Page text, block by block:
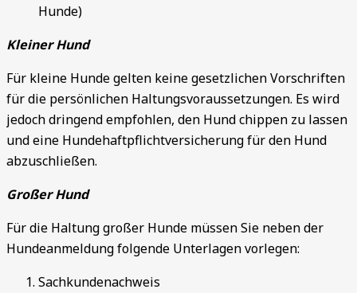
Hunde)
Kleiner Hund
Für kleine Hunde gelten keine gesetzlichen Vorschriften
für die persönlichen Haltungsvoraussetzungen. Es wird
jedoch dringend empfohlen, den Hund chippen zu lassen
und eine Hundehaftpflichtversicherung für den Hund
abzuschließen.
Großer Hund
Für die Haltung großer Hunde müssen Sie neben der
Hundeanmeldung folgende Unterlagen vorlegen:
Sachkundenachweis